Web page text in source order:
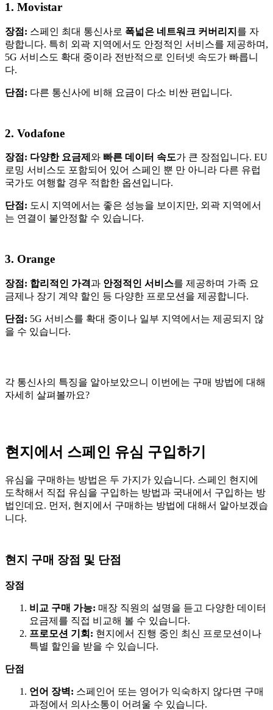
1. Movistar
장점: 스페인 최대 통신사로 폭넓은 네트워크 커버리지 를 자
랑합니다. 특히 외곽 지역에서도 안정적인 서비스를 제공하며,
5G 서비스도 확대 중이라 전반적으로 인터넷 속도가 빠릅니
다.
단점: 다른 통신사에 비해 요금이 다소 비싼 편입니다.
2. Vodafone
장점: 다양한 요금제 와 빠른 데이터 속도가 큰 장점입니다. EU
로밍 서비스도 포함되어 있어 스페인 뿐 만 아니라 다른 유럽
국가도 여행할 경우 적합한 옵션입니다.
단점: 도시 지역에서는 좋은 성능을 보이지만, 외곽 지역에서
는 연결이 불안정할 수 있습니다.
3. Orange
장점: 합리적인 가격과 안정적인 서비스를 제공하며 가족 요
금제나 장기 계약 할인 등 다양한 프로모션을 제공합니다.
단점: 5G 서비스를 확대 중이나 일부 지역에서는 제공되지 않
을 수 있습니다.
각 통신사의 특징을 알아보았으니 이번에는 구매 방법에 대해
자세히 살펴볼까요?
현지에서 스페인 유심 구입하기
유심을 구매하는 방법은 두 가지가 있습니다. 스페인 현지에
도착해서 직접 유심을 구입하는 방법과 국내에서 구입하는 방
법인데요. 먼저, 현지에서 구매하는 방법에 대해서 알아보겠습
니다.
현지 구매 장점 및 단점
장점
비교 구매 가능: 매장 직원의 설명을 듣고 다양한 데이터
요금제를 직접 비교해 볼 수 있습니다.
프로모션 기회: 현지에서 진행 중인 최신 프로모션이나
특별 할인을 받을 수 있습니다.
단점
언어 장벽: 스페인어 또는 영어가 익숙하지 않다면 구매
과정에서 의사소통이 어려울 수 있습니다.